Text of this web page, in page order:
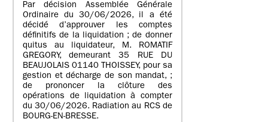
Par décision Assemblée Générale
Ordinaire du 30/06/2026, il a été
décidé d’approuver les comptes
définitifs de la liquidation ; de donner
quitus au liquidateur, M. ROMATIF
GREGORY, demeurant 35 RUE DU
BEAUJOLAIS 01140 THOISSEY, pour sa
gestion et décharge de son mandat, ;
de prononcer la clôture des
opérations de liquidation à compter
du 30/06/2026. Radiation au RCS de
BOURG-EN-BRESSE.